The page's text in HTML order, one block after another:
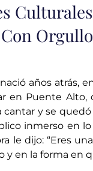
años atrás,
en Puente Alto,
cantar y se
inmerso en lo
le dijo: “Eres
en la forma en